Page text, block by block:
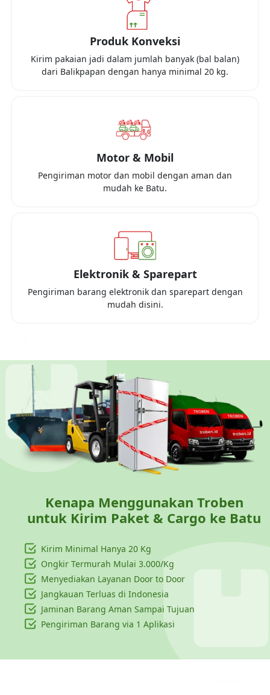
Produk Konveksi
Kirim pakaian jadi dalam jumlah banyak (bal balan)
dari Balikpapan dengan hanya minimal 20 kg.
Motor & Mobil
Pengiriman motor dan mobil dengan aman dan
mudah ke Batu.
Elektronik & Sparepart
Pengiriman barang elektronik dan sparepart dengan
mudah disini.
Kenapa Menggunakan Troben
untuk Kirim Paket & Cargo ke Batu
Kirim Minimal Hanya 20 Kg
Ongkir Termurah Mulai 3.000/Kg
Menyediakan Layanan Door to Door
Jangkauan Terluas di Indonesia
Jaminan Barang Aman Sampai Tujuan
Pengiriman Barang via 1 Aplikasi